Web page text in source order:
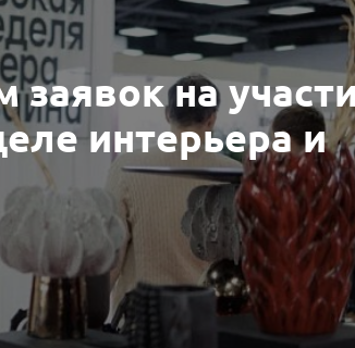
на
интерьера и